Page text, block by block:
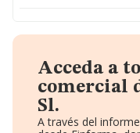
Acceda a
comercial
Sl.
A través del